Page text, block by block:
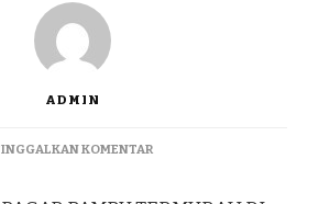
ADMIN
KOMENTARPADA